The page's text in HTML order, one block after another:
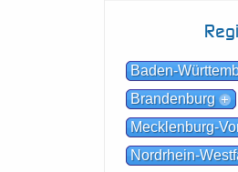
Baden-
Brandenburg
Mecklenburg-
Nordrhein-